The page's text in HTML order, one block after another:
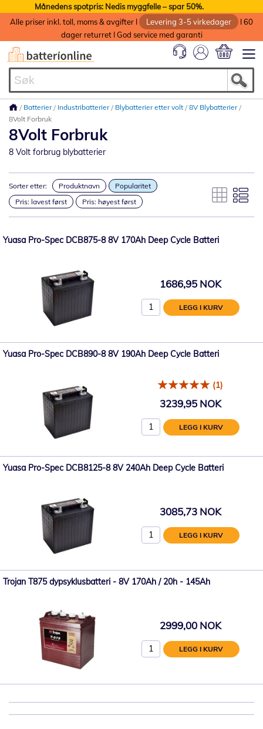
Månedens spotpris: Nedis myggfelle – spar 50%.
Alle priser inkl. toll, moms & avgifter I
Levering 3-5 virkedager
I 60
dager returret I God service med garanti
Batterier Industribatterier Blybatterier etter volt
8V Blybatterier
8Volt Forbruk
8Volt Forbruk
8 Volt forbrug blybatterier
Sorter etter: Produktnavn
Popularitet
Pris: lavest først
Pris: høyest først
Yuasa Pro-Spec DCB875-8 8V 170Ah Deep Cycle Batteri
1686,95 NOK
LEGG I KURV
Yuasa Pro-Spec DCB890-8 8V 190Ah Deep Cycle Batteri
(1)
3239,95 NOK
LEGG I KURV
Yuasa Pro-Spec DCB8125-8 8V 240Ah Deep Cycle Batteri
3085,73 NOK
LEGG I KURV
Trojan T875 dypsyklusbatteri - 8V 170Ah / 20h - 145Ah
2999,00 NOK
LEGG I KURV